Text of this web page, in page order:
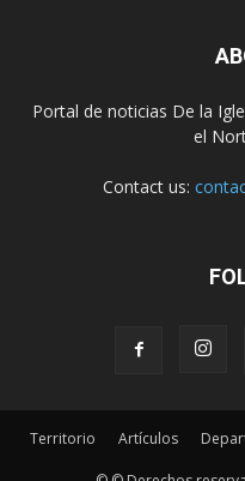
Portal de noticias De la
el
Contact us:
Territorio Artículos